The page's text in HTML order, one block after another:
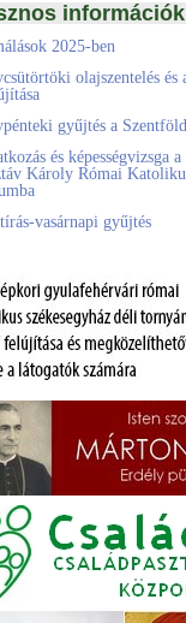
információk
2025-ben
olajszentelés és
gyűjtés a
és képességvizsga
Károly Római
vasárnapi gyűjtés